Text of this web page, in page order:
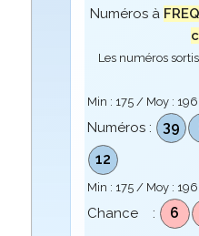
Numéros à
Les numéros
Min : 175/ Moy : 196
Numéros : 39
12
Min : 175/ Moy : 196
Chance : 6